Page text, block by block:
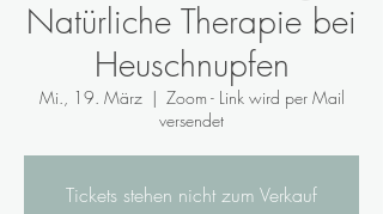
Natürliche Therapie bei
Heuschnupfen
Mi., 19. März
  |
Zoom - Link wird per Mail
versendet
Tickets stehen nicht zum Verkauf